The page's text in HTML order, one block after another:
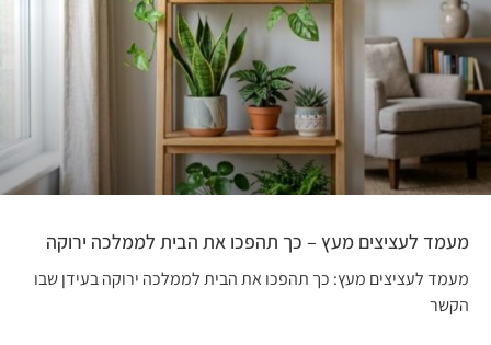
מעמד לעציצים מעץ – כך תהפכו את הבית לממלכה ירוקה
מעמד לעציצים מעץ: כך תהפכו את הבית לממלכה ירוקה בעידן שבו
הקשר